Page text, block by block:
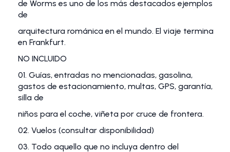
de Worms es uno de los más destacados ejemplos
de
arquitectura románica en el mundo. El viaje termina
en Frankfurt.
NO INCLUIDO
01. Guías, entradas no mencionadas, gasolina,
gastos de estacionamiento, multas, GPS, garantía,
silla de
niños para el coche, viñeta por cruce de frontera.
02. Vuelos (consultar disponibilidad)
03. Todo aquello que no incluya dentro del